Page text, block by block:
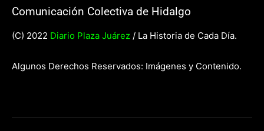
Comunicación Colectiva de Hidalgo
(C) 2022 Diario Plaza Juárez / La Historia de Cada Día.
Algunos Derechos Reservados: Imágenes y Contenido.